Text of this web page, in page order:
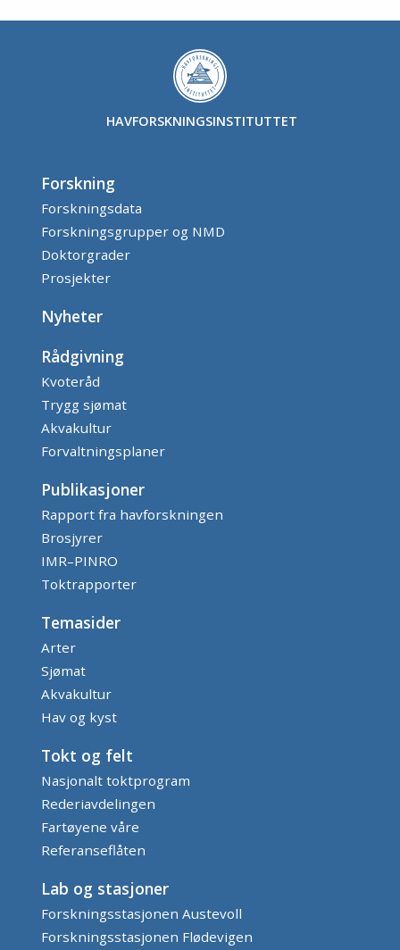
HAVFORSKNINGSINSTITUTTET
Forskning
Forskningsdata
Forskningsgrupper og NMD
Doktorgrader
Prosjekter
Nyheter
Rådgivning
Kvoteråd
Trygg sjømat
Akvakultur
Forvaltningsplaner
Publikasjoner
Rapport fra havforskningen
Brosjyrer
IMR–PINRO
Toktrapporter
Temasider
Arter
Sjømat
Akvakultur
Hav og kyst
Tokt og felt
Nasjonalt toktprogram
Rederiavdelingen
Fartøyene våre
Referanseflåten
Lab og stasjoner
Forskningsstasjonen Austevoll
Forskningsstasjonen Flødevigen